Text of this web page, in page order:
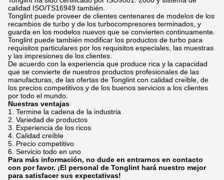
calidad ISO/TS16949 también.
Tonglint puede proveer de clientes centenares de modelos de los
recambios de turbo y de los turbocompresores terminados, y
guarda en los modelos nuevos que se convierten continuamente.
Tonglint puede también modificar los productos de turbo para
requisitos particulares por los requisitos especiales, las muestras
y las impresiones de los clientes.
De acuerdo con la experiencia que produce rica y la capacidad
que se convierte de nuestros productos profesionales de las
manufacturas, de las ofertas de Tonglint con calidad creíble, de
los precios competitivos y de los buenos servicios a los clientes
por todo el mundo.
Nuestras ventajas
1. Termine la cadena de la industria
2. Variedad de productos
3. Experiencia de los ricos
4. Calidad creíble
5. Precio competitivo
6. Servicio todo en uno
Para más información, no dude en entrarnos en contacto
con por favor. ¡El personal de Tonglint hará nuestro mejor
para satisfacer sus expectativas!